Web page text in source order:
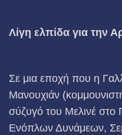
Λίγη ελπίδα για την
Σε μια εποχή που η
Μανουχιάν
σύζυγό του Μελινέ
Ενόπλων Δυνάμεων,